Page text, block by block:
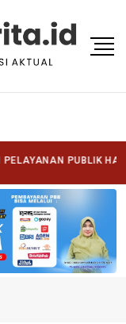
PUBLIK HADIR